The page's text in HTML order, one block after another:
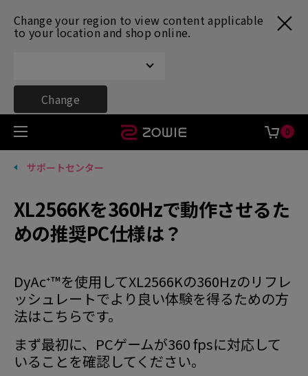
Change your region to view content applicable
to your location and shop online.
Change
0
サポートセンター
XL2566Kを360Hzで動作させるた
めの推奨PC仕様は？
DyAc⁺™を使用してXL2566Kの360Hzのリフレ
ッシュレートでより良い体験を得るための方
法はこちらです。
まず最初に、PCゲームが360 fpsに対応して
いることを確認してください。